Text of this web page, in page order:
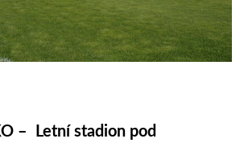
– Letní stadion pod